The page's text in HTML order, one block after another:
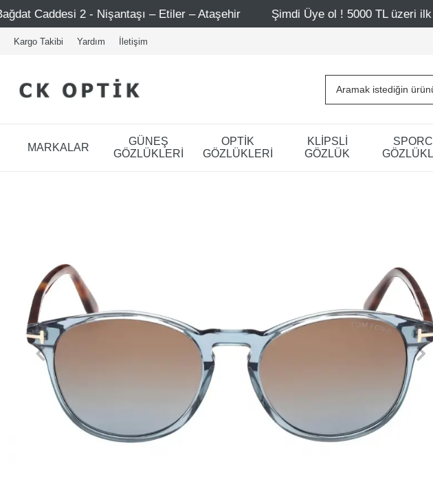
– Etiler – Ataşehir Şimdi Üye ol ! 5000 TL üzeri ilk alışverişinde 500
Kargo Takibi Yardım İletişim
MARKALAR
GÜNEŞ
GÖZLÜKLERİ
OPTİK
GÖZLÜKLERİ
KLİPSLİ
GÖZLÜK